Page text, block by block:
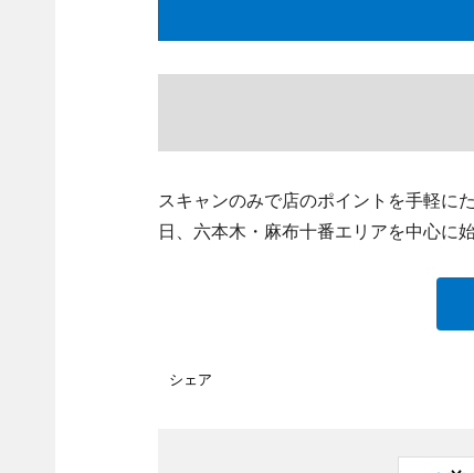
スキャンのみで店のポイントを手軽に
日、六本木・麻布十番エリアを中心に始
シェア